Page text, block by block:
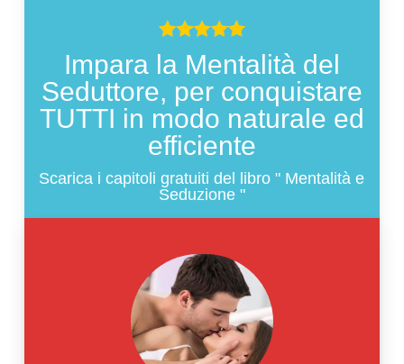
Impara la Mentalità del
Seduttore, per conquistare
TUTTI in modo naturale ed
efficiente
Scarica i capitoli gratuiti del libro " Mentalità e
Seduzione "